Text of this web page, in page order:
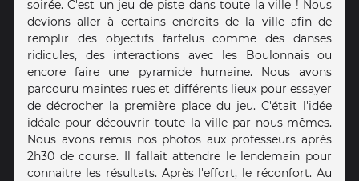
soirée. C'est un jeu de piste dans toute la ville ! Nous
devions aller à certains endroits de la ville afin de
remplir des objectifs farfelus comme des danses
ridicules, des interactions avec les Boulonnais ou
encore faire une pyramide humaine. Nous avons
parcouru maintes rues et différents lieux pour essayer
de décrocher la première place du jeu. C'était l'idée
idéale pour découvrir toute la ville par nous-mêmes.
Nous avons remis nos photos aux professeurs après
2h30 de course. Il fallait attendre le lendemain pour
connaitre les résultats. Après l'effort, le réconfort. Au